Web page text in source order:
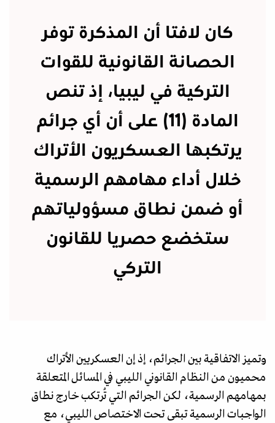
كان لافتا أن المذكرة توفر
الحصانة القانونية للقوات
التركية في ليبيا، إذ تنص
المادة (11) على أن أي جرائم
يرتكبها العسكريون الأتراك
خلال أداء مهامهم الرسمية
أو ضمن نطاق مسؤولياتهم
ستخضع حصريا للقانون
التركي
وتميز الاتفاقية بين الجرائم، إذ إن العسكريين الأتراك
محميون من النظام القانوني الليبي في المسائل المتعلقة
بمهامهم الرسمية، لكن الجرائم التي تُرتكب خارج نطاق
الواجبات الرسمية تبقى تحت الاختصاص الليبي، مع